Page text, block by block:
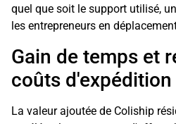
quel que soit le support utilisé,
les entrepreneurs en
Gain de temps et
coûts d'expédition
La valeur ajoutée de Coliship